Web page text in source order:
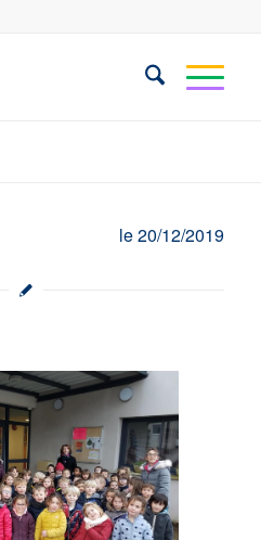
le 20/12/2019